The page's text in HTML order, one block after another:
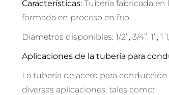
Características: Tubería fabricada en
formada en proceso en frío.
Diámetros disponibles: 1/2’’, 3/4’’, 1’’, 1 1/
Aplicaciones de la tubería para
La tubería de acero para
diversas aplicaciones, tales como: